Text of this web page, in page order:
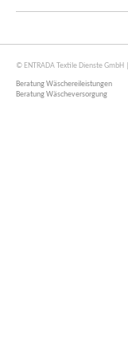
© ENTRADA Textile Dienste GmbH |
Beratung Wäschereileistungen
Beratung Wäscheversorgung